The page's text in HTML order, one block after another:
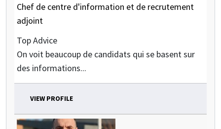
Chef de centre d'information et de recrutement
adjoint
Top Advice
On voit beaucoup de candidats qui se basent sur
des informations...
VIEW PROFILE